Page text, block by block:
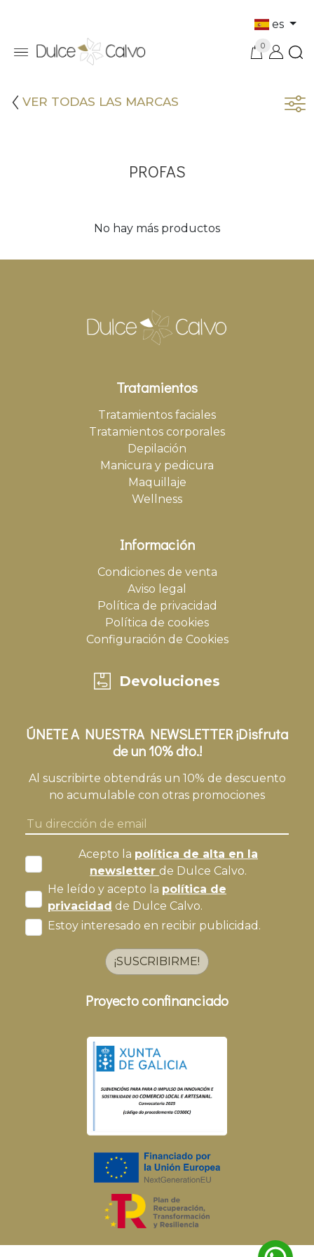
es
0
VER TODAS LAS MARCAS
PROFAS
No hay más productos
Tratamientos
Tratamientos faciales
Tratamientos corporales
Depilación
Manicura y pedicura
Maquillaje
Wellness
Información
Condiciones de venta
Aviso legal
Política de privacidad
Política de cookies
Configuración de Cookies
Devoluciones
ÚNETE A NUESTRA NEWSLETTER ¡Disfruta
de un 10% dto.!
Al suscribirte obtendrás un 10% de descuento
no acumulable con otras promociones
Acepto la política de alta en la
newsletter de Dulce Calvo.
He leído y acepto la política de
privacidad de Dulce Calvo.
Estoy interesado en recibir publicidad.
¡SUSCRIBIRME!
Proyecto confinanciado